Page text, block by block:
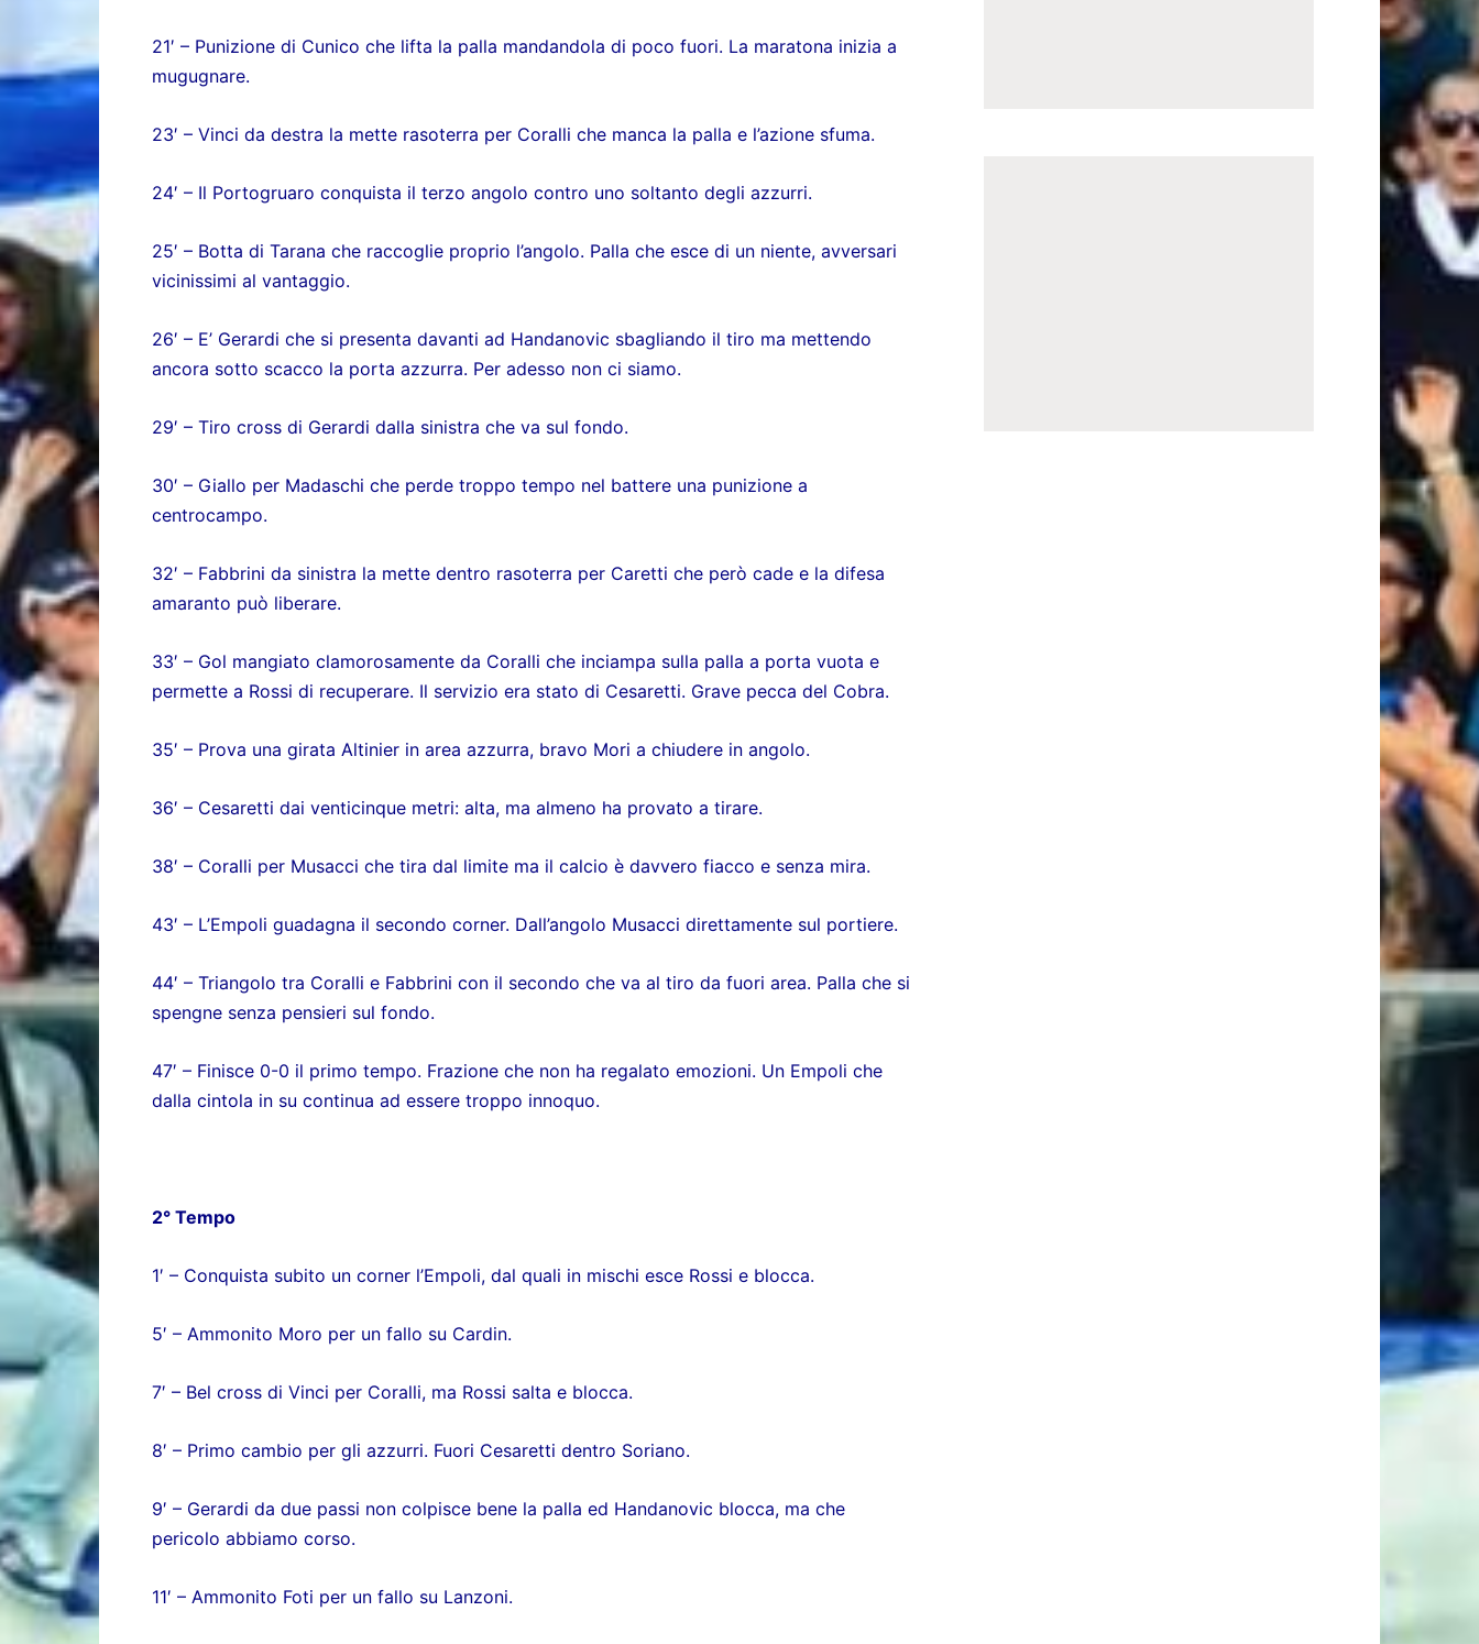
21′ – Punizione di Cunico che lifta la palla mandandola di poco fuori. La maratona inizia a
mugugnare.
23′ – Vinci da destra la mette rasoterra per Coralli che manca la palla e l’azione sfuma.
24′ – Il Portogruaro conquista il terzo angolo contro uno soltanto degli azzurri.
25′ – Botta di Tarana che raccoglie proprio l’angolo. Palla che esce di un niente, avversari
vicinissimi al vantaggio.
26′ – E’ Gerardi che si presenta davanti ad Handanovic sbagliando il tiro ma mettendo
ancora sotto scacco la porta azzurra. Per adesso non ci siamo.
29′ – Tiro cross di Gerardi dalla sinistra che va sul fondo.
30′ – Giallo per Madaschi che perde troppo tempo nel battere una punizione a
centrocampo.
32′ – Fabbrini da sinistra la mette dentro rasoterra per Caretti che però cade e la difesa
amaranto può liberare.
33′ – Gol mangiato clamorosamente da Coralli che inciampa sulla palla a porta vuota e
permette a Rossi di recuperare. Il servizio era stato di Cesaretti. Grave pecca del Cobra.
35′ – Prova una girata Altinier in area azzurra, bravo Mori a chiudere in angolo.
36′ – Cesaretti dai venticinque metri: alta, ma almeno ha provato a tirare.
38′ – Coralli per Musacci che tira dal limite ma il calcio è davvero fiacco e senza mira.
43′ – L’Empoli guadagna il secondo corner. Dall’angolo Musacci direttamente sul portiere.
44′ – Triangolo tra Coralli e Fabbrini con il secondo che va al tiro da fuori area. Palla che si
spengne senza pensieri sul fondo.
47′ – Finisce 0-0 il primo tempo. Frazione che non ha regalato emozioni. Un Empoli che
dalla cintola in su continua ad essere troppo innoquo.
2° Tempo
1′ – Conquista subito un corner l’Empoli, dal quali in mischi esce Rossi e blocca.
5′ – Ammonito Moro per un fallo su Cardin.
7′ – Bel cross di Vinci per Coralli, ma Rossi salta e blocca.
8′ – Primo cambio per gli azzurri. Fuori Cesaretti dentro Soriano.
9′ – Gerardi da due passi non colpisce bene la palla ed Handanovic blocca, ma che
pericolo abbiamo corso.
11′ – Ammonito Foti per un fallo su Lanzoni.